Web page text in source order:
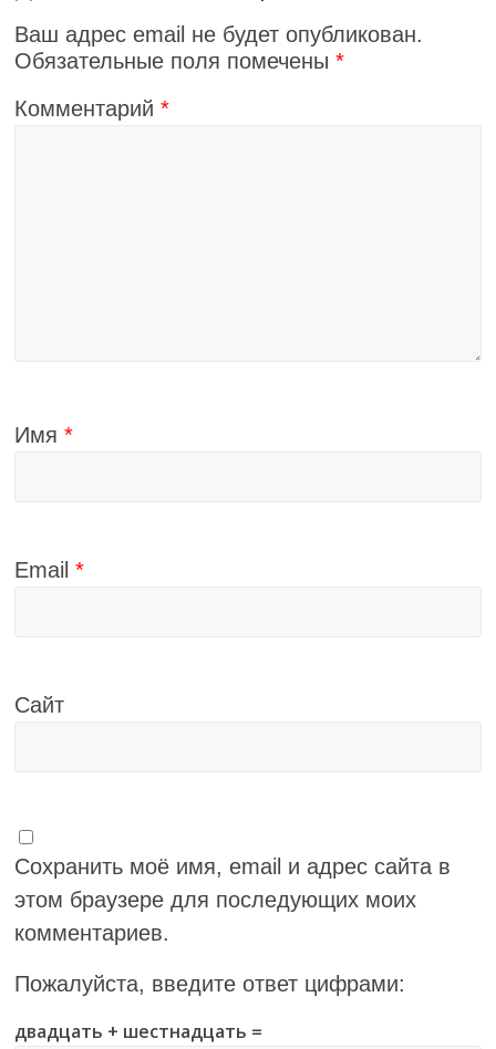
Ваш адрес email не будет опубликован.
Обязательные поля помечены*
Комментарий*
Имя*
Email*
Сайт
Сохранить моё имя, email и адрес сайта в
этом браузере для последующих моих
комментариев.
Пожалуйста, введите ответ цифрами:
двадцать + шестнадцать =